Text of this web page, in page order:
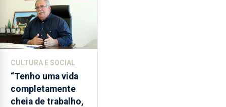
CULTURA E SOCIAL
“Tenho uma vida
completamente
cheia de trabalho,